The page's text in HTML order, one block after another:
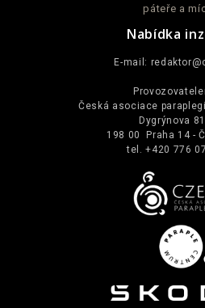
páteře a
Nabídka
E-mail:
Česká asociace
Dygrýnova
198 00 Praha 14 -
tel. +420 776